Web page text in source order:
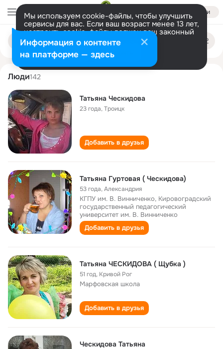
Войти
Мы используем cookie-файлы, чтобы улучшить
сервисы для вас. Если ваш возраст менее 13 лет,
настроить cookie-файлы должен ваш законный
представитель. Больше информации
Разрешить все Настроить
Поиск
людям
tatyana cheskidova
Люди142
Татьяна Ческидова
23 года,Троицк
Добавить в друзья
Татьяна Гуртовая ( Ческидова)
53 года,Александрия
КГПУ им. В. Винниченко, Кировоградский
государственный педагогический
университет им. В. Винниченко
Добавить в друзья
Татьяна ЧЕСКИДОВА ( Щубка )
51 год, Кривой Рог
Марфовская школа
Добавить в друзья
Ческидова Татьяна
Информация о контенте
на платформе — здесь